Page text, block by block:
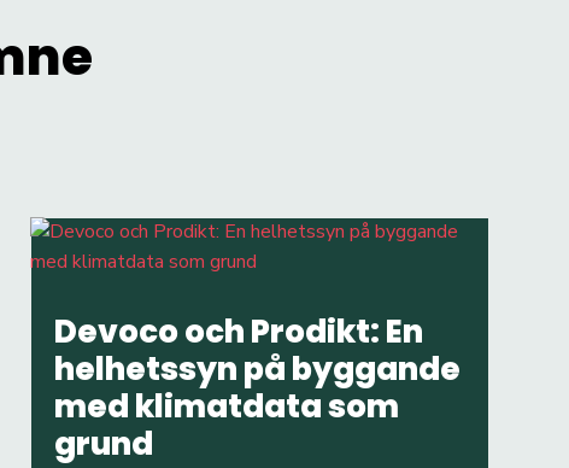
Devoco och Prodikt: En
helhetssyn på byggande
med klimatdata som
grund